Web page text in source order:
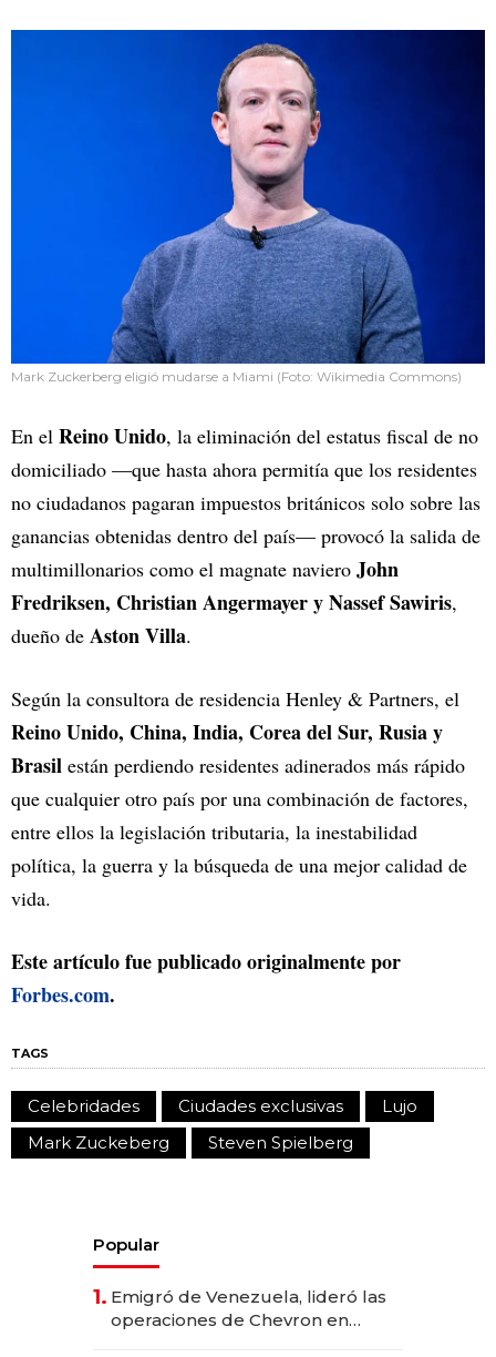
Mark Zuckerberg eligió mudarse a Miami (Foto: Wikimedia Commons)
En el Reino Unido, la eliminación del estatus fiscal de no
domiciliado —que hasta ahora permitía que los residentes
no ciudadanos pagaran impuestos británicos solo sobre las
ganancias obtenidas dentro del país— provocó la salida de
multimillonarios como el magnate naviero John
Fredriksen, Christian Angermayer y Nassef Sawiris,
dueño de Aston Villa.
Según la consultora de residencia Henley & Partners, el
Reino Unido, China, India, Corea del Sur, Rusia y
Brasil están perdiendo residentes adinerados más rápido
que cualquier otro país por una combinación de factores,
entre ellos la legislación tributaria, la inestabilidad
política, la guerra y la búsqueda de una mejor calidad de
vida.
Este artículo fue publicado originalmente por
Forbes.com.
TAGS
Celebridades Ciudades exclusivas
Lujo
Mark Zuckeberg
Steven Spielberg
Popular
1. Emigró de Venezuela, lideró las
operaciones de Chevron en